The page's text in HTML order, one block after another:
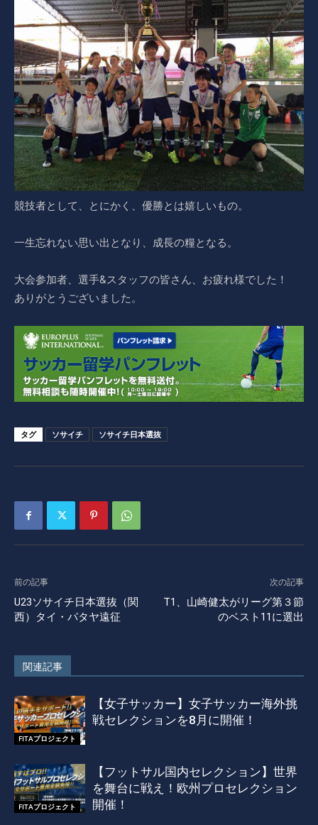
競技者として、とにかく、優勝とは嬉しいもの。
一生忘れない思い出となり、成長の糧となる。
大会参加者、選手&スタッフの皆さん、お疲れ様でした！
ありがとうございました。
タグ ソサイチ ソサイチ日本選抜
前の記事
U23ソサイチ日本選抜（関
西）タイ・パタヤ遠征
次の記事
T1、山崎健太がリーグ第３節
のベスト11に選出
関連記事
FITAプロジェクト
【女子サッカー】女子サッカー海外挑
戦セレクションを8月に開催！
FITAプロジェクト
【フットサル国内セレクション】世界
を舞台に戦え！欧州プロセレクション
開催！